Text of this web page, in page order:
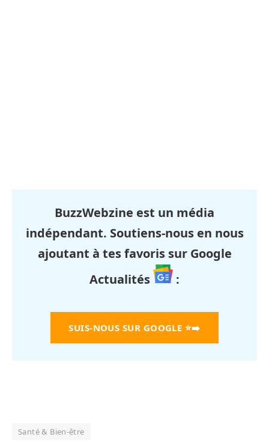
BuzzWebzine est un média
indépendant. Soutiens-nous en nous
ajoutant à tes favoris sur Google
Actualités
:
SUIS-NOUS SUR GOOGLE ⭐➡️
Santé & Bien-être